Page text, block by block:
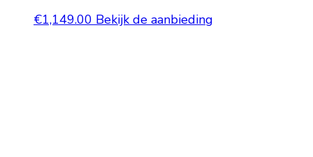
€1,149.00 Bekijk de aanbieding